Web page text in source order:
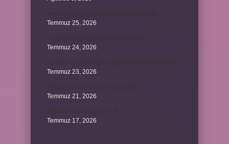
Temmuz 25, 2026
Temmuz 24, 2026
Temmuz 23, 2026
Temmuz 21, 2026
Temmuz 17, 2026